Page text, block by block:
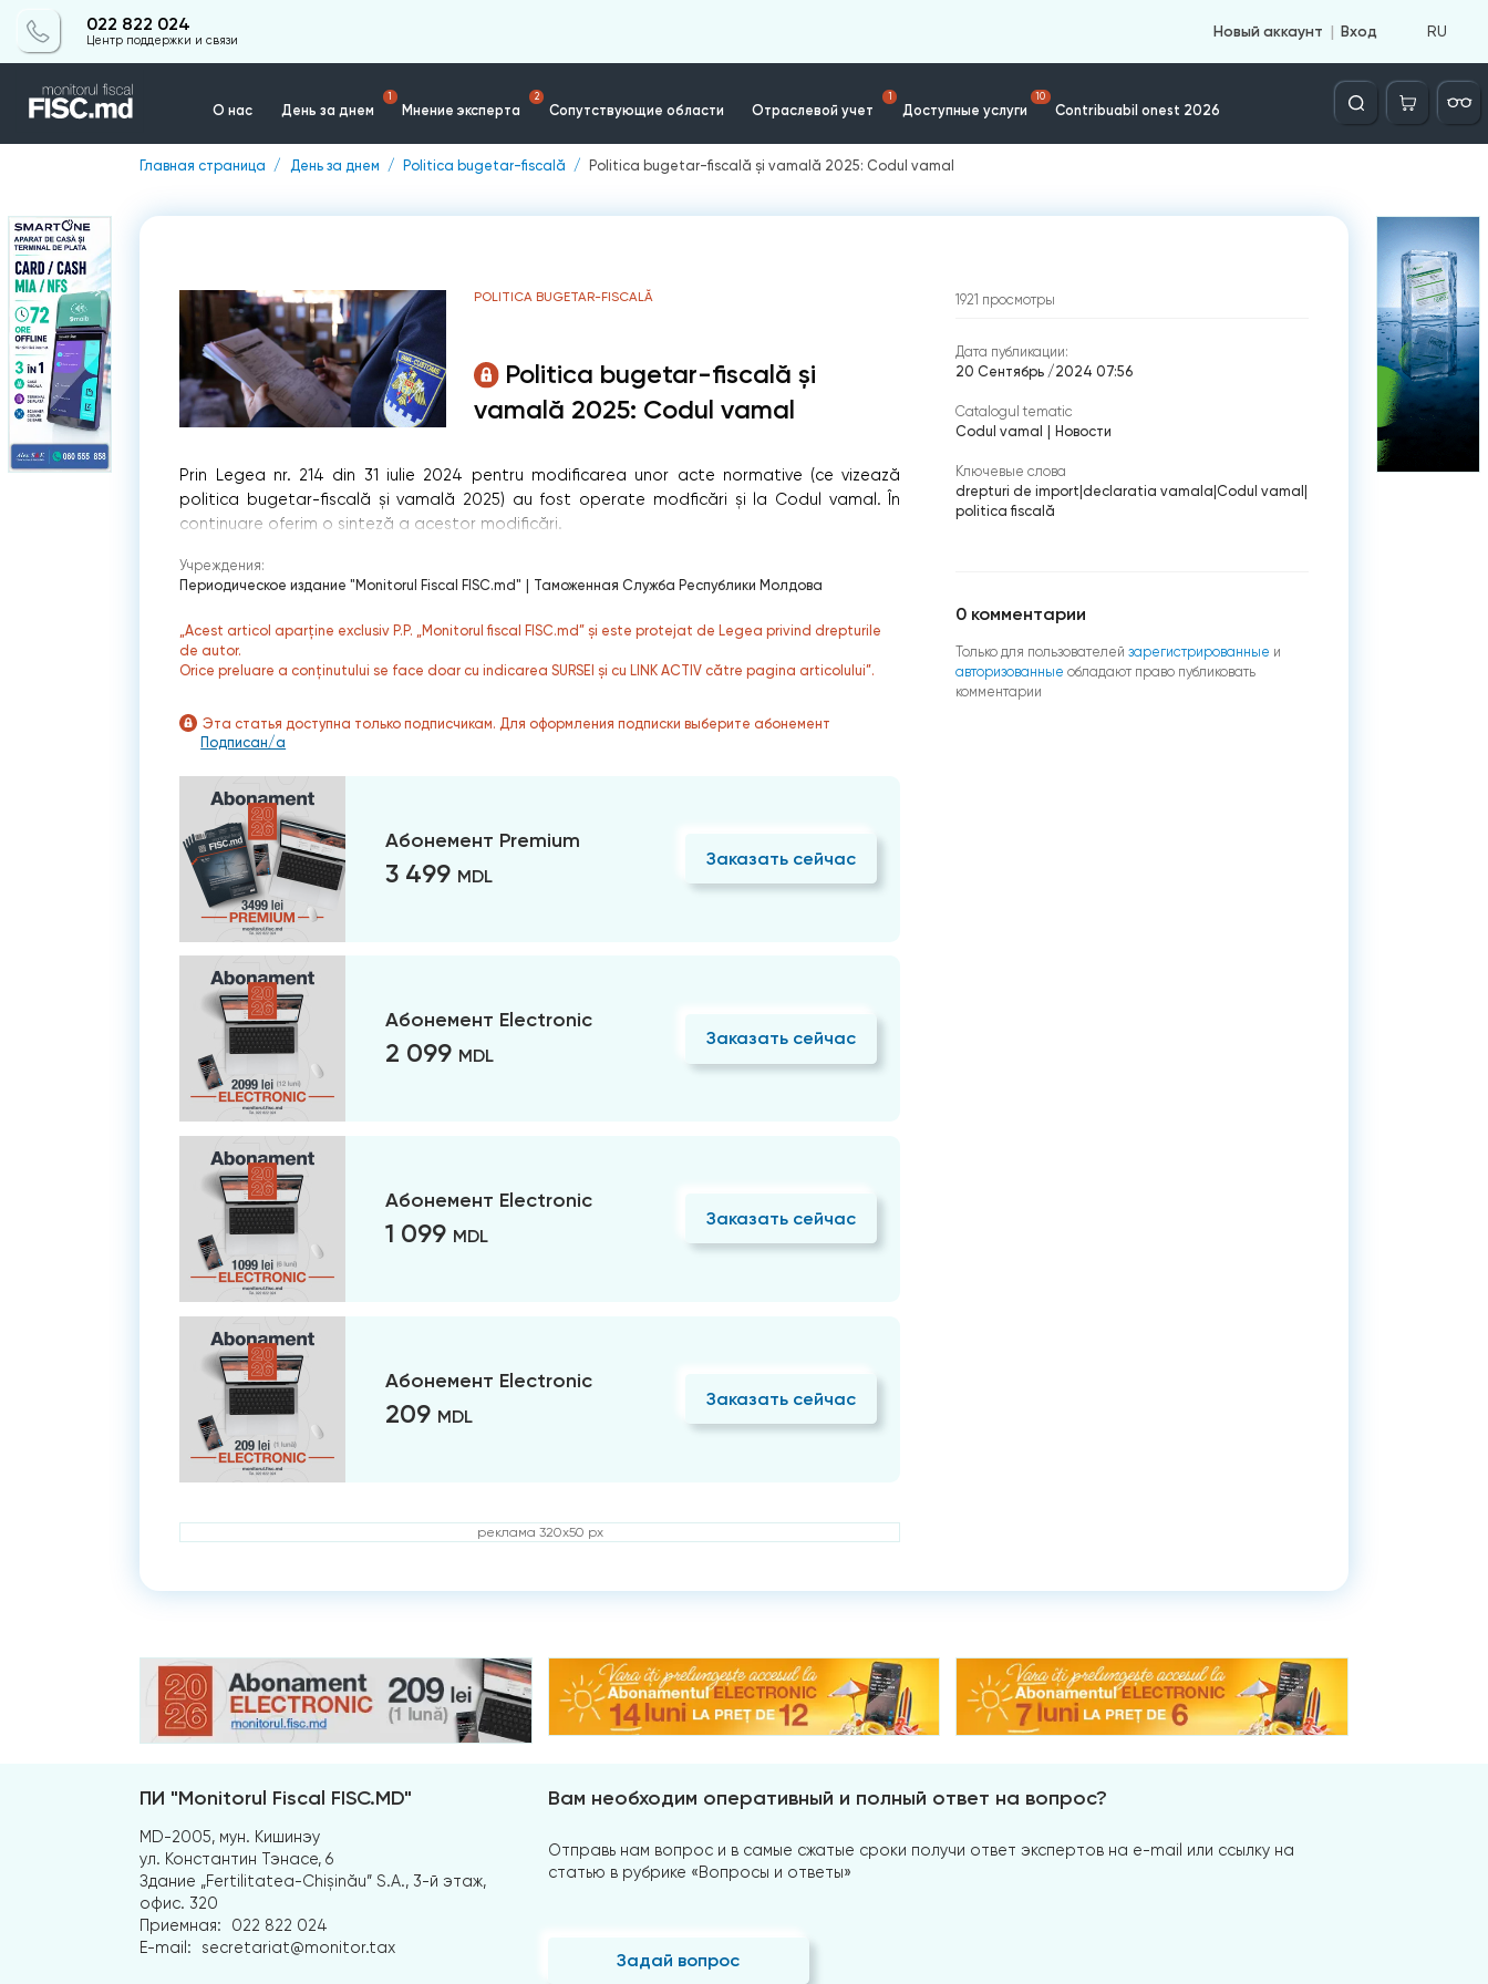
022 822 024
Центр поддержки и связи
Новый аккаунт Вход RU
О нас День за днем
1
Мнение эксперта
2
Сопутствующие области Отраслевой учет
1
Доступные услуги
10
Contribuabil onest 2026
Căutare
Главная страница День за днем Politica bugetar-fiscală Politica bugetar-fiscală și vamală 2025: Codul vamal
POLITICA BUGETAR-FISCALĂ
Politica bugetar-fiscală și
vamală 2025: Codul vamal
Prin Legea nr. 214 din 31 iulie 2024 pentru modificarea unor acte normative (ce vizează
politica bugetar-fiscală și vamală 2025) au fost operate modficări și la Codul vamal. În
continuare oferim o sinteză a acestor modificări.
Учреждения:
Периодическое издание "Monitorul Fiscal FISC.md"
Таможенная Служба Республики Молдова
„Acest articol aparține exclusiv P.P. „Monitorul fiscal FISC.md” și este protejat de Legea privind drepturile
de autor.
Orice preluare a conținutului se face doar cu indicarea SURSEI și cu LINK ACTIV către pagina articolului”.
Эта статья доступна только подписчикам. Для оформления подписки выберите абонемент
Подписан/а
Абонемент Premium
3 499 MDL
Заказать сейчас
Абонемент Electronic
2 099 MDL
Заказать сейчас
Абонемент Electronic
1 099 MDL
Заказать сейчас
Абонемент Electronic
209 MDL
Заказать сейчас
реклама 320x50 px
1921 просмотры
Дата публикации:
20 Сентябрь /2024 07:56
Catalogul tematic
Codul vamal
Новости
Ключевые слова
drepturi de import declaratia vamala Codul vamal
politica fiscală
0 комментарии
Только для пользователей зарегистрированные и
авторизованные обладают право публиковать
комментарии
ПИ "Monitorul Fiscal FISC.MD"
MD-2005, мун. Кишинэу
ул. Константин Тэнасе, 6
Здание „Fertilitatea-Chișinău” S.A., 3-й этаж,
офис. 320
Приемная:
022 822 024
E-mail:
secretariat@monitor.tax
Вам необходим оперативный и полный ответ на вопрос?
Отправь нам вопрос и в самые сжатые сроки получи ответ экспертов на e-mail или ссылку на
статью в рубрике «Вопросы и ответы»
Задай вопрос